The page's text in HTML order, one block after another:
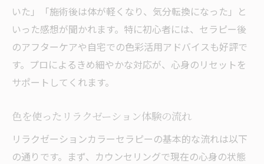
いた」「施術後は体が軽くなり、気分転換になった」と
いった感想が聞かれます。特に初心者には、セラピー後
のアフターケアや自宅での色彩活用アドバイスも好評で
す。プロによるきめ細やかな対応が、心身のリセットを
サポートしてくれます。
色を使ったリラクゼーション体験の流れ
リラクゼーションカラーセラピーの基本的な流れは以下
の通りです。まず、カウンセリングで現在の心身の状態